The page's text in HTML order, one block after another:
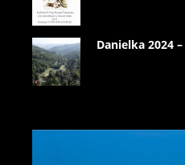
Danielka 2024